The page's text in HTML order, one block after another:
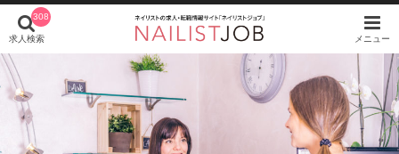
308
求人検索 メニュー